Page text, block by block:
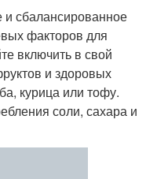
сбалансированное
факторов для
включить в свой
и здоровых
курица или тофу.
соли, сахара и